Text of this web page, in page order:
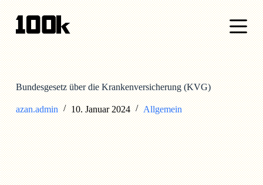
Z
u
m
I
n
h
a
l
t
s
p
r
i
n
g
e
n
Bundesgesetz über die Krankenversicherung (KVG)
azan.admin 10. Januar 2024 Allgemein